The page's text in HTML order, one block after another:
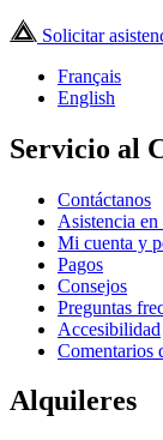
Solicitar
Français
English
Servicio al
Contáctanos
Asistencia en
Mi cuenta y
Pagos
Consejos
Preguntas
Accesibilidad
Comentarios
Alquileres